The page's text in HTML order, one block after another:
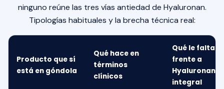
ninguno reúne las tres vías antiedad de Hyaluronan.
Tipologías habituales y la brecha técnica real:
Producto que sí
está en góndola
Qué hace en
términos
clínicos
Qué le falta
frente a
Hyaluronan
integral